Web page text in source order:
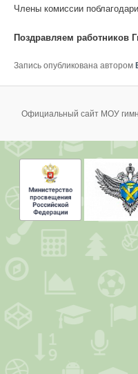
Члены комиссии
Поздравляем работников
Запись опубликована автором
Официальный сайт МОУ